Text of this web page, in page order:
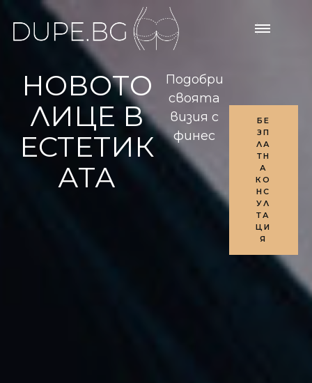
НОВОТО
ЛИЦЕ В
ЕСТЕТИК
АТА
Подобри
своята
визия с
финес
БЕ
ЗП
ЛА
ТН
А
КО
НС
УЛ
ТА
ЦИ
Я